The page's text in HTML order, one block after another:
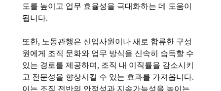
도를 높이고 업무 효율성을 극대화하는 데 도움이
됩니다.
또한, 노동관행은 신입사원이나 새로 합류한 구성
원에게 조직 문화와 업무 방식을 신속히 습득할 수
있는 경로를 제공하며, 조직 내 이직률을 감소시키
고 전문성을 향상시킬 수 있는 효과를 가져옵니다.
이는 조직 전반의 안정성과 지속가능성을 높이는